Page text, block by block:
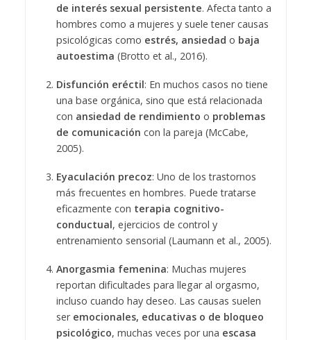
de interés sexual persistente. Afecta tanto a
hombres como a mujeres y suele tener causas
psicológicas como estrés, ansiedad o baja
autoestima (Brotto et al., 2016).
Disfunción eréctil: En muchos casos no tiene
una base orgánica, sino que está relacionada
con ansiedad de rendimiento o problemas
de comunicación con la pareja (McCabe,
2005).
Eyaculación precoz: Uno de los trastornos
más frecuentes en hombres. Puede tratarse
eficazmente con terapia cognitivo-
conductual, ejercicios de control y
entrenamiento sensorial (Laumann et al., 2005).
Anorgasmia femenina: Muchas mujeres
reportan dificultades para llegar al orgasmo,
incluso cuando hay deseo. Las causas suelen
ser emocionales, educativas o de bloqueo
psicológico, muchas veces por una escasa